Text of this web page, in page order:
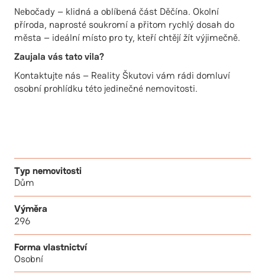
Nebočady – klidná a oblíbená část Děčína. Okolní
příroda, naprosté soukromí a přitom rychlý dosah do
města – ideální místo pro ty, kteří chtějí žít výjimečně.
Zaujala vás tato vila?
Kontaktujte nás – Reality Škutovi vám rádi domluví
osobní prohlídku této jedinečné nemovitosti.
Typ nemovitosti
Dům
Výměra
296
Forma vlastnictví
Osobní